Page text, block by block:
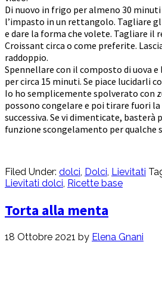
Di nuovo in frigo per almeno 30
l’impasto in un rettangolo. Tagliare
e dare la forma che volete. Tagliare il
Croissant circa o come preferite.
raddoppio.
Spennellare con il composto di uova
per circa 15 minuti. Se piace lucidarli
Io ho semplicemente spolverato con
possono congelare e poi tirare fuori
successiva. Se vi dimenticate, basterà
funzione scongelamento per qualche
Filed Under: dolci, Dolci, Lievitati
Lievitati dolci, Ricette base
Torta alla menta
18 Ottobre 2021 by Elena Gnani